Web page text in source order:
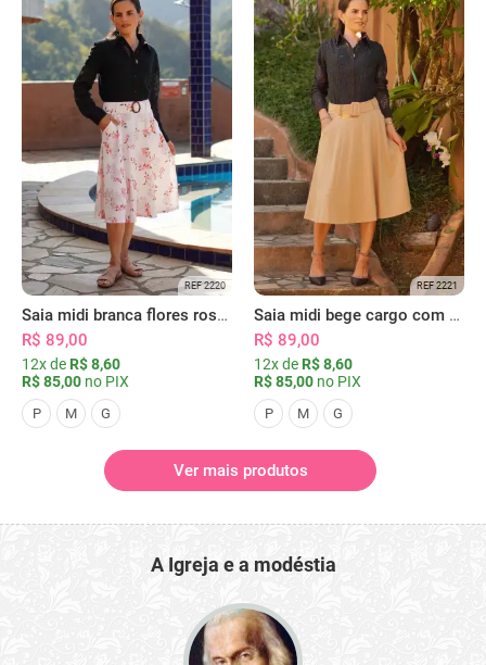
REF 2220
Saia midi branca flores rosas com bolsos
R$ 89,00
12x de R$ 8,60
R$ 85,00 no PIX
P M G
REF 2221
Saia midi bege cargo com bolsos
R$ 89,00
12x de R$ 8,60
R$ 85,00 no PIX
P M G
Ver mais produtos
A Igreja e a modéstia